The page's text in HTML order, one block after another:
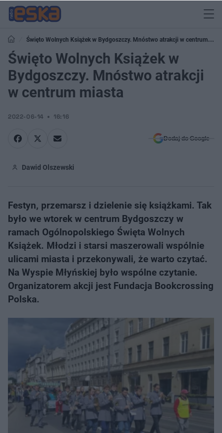
Święto Wolnych Książek w Bydgoszczy. Mnóstwo atrakcji w centrum
miasta
Święto Wolnych Książek w
Bydgoszczy. Mnóstwo atrakcji
w centrum miasta
2022-06-14 16:16
Dodaj do Google
Dawid Olszewski
Festyn, przemarsz i dzielenie się książkami. Tak
było we wtorek w centrum Bydgoszczy w
ramach Ogólnopolskiego Święta Wolnych
Książek. Młodzi i starsi maszerowali wspólnie
ulicami miasta i przekonywali, że warto czytać.
Na Wyspie Młyńskiej było wspólne czytanie.
Organizatorem akcji jest Fundacja Bookcrossing
Polska.